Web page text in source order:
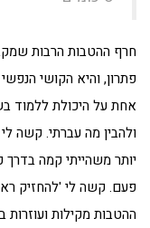
חרף ההטבות הרבות
פתרון, והיא הקושי
אחת על היכולת ללמוד
ולהבין מה עברתי. קשה
יותר משהייתי קמה
פעם. קשה לי 'להחזיק
ההטבות מקילות ועוזרות